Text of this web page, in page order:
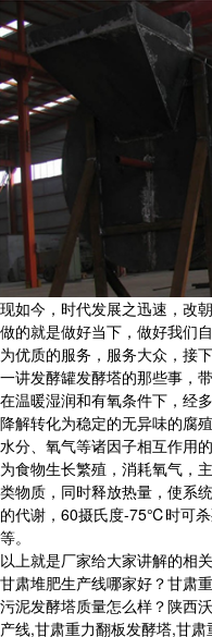
现如今，时代发展之迅速，改
做的就是做好当下，做好我们
为优质的服务，服务大众，接
一讲发酵罐发酵塔的那些事，
在温暖湿润和有氧条件下，经
降解转化为稳定的无异味的腐
水分、氧气等诸因子相互作用
为食物生长繁殖，消耗氧气，
类物质，同时释放热量，使
的代谢，60摄氏度-75℃时可
等。
以上就是厂家给大家讲解的相
甘肃堆肥生产线哪家好？甘肃
污泥发酵塔质量怎么样？陕西
产线,甘肃重力翻板发酵塔,甘